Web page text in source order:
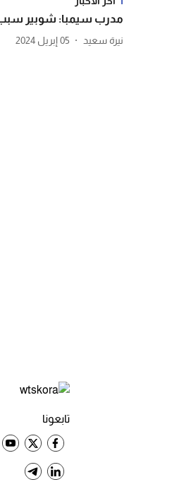
مدرب سيمبا: شوبير سبب
نيرة سعيد 05 إبريل 2024
تابعونا